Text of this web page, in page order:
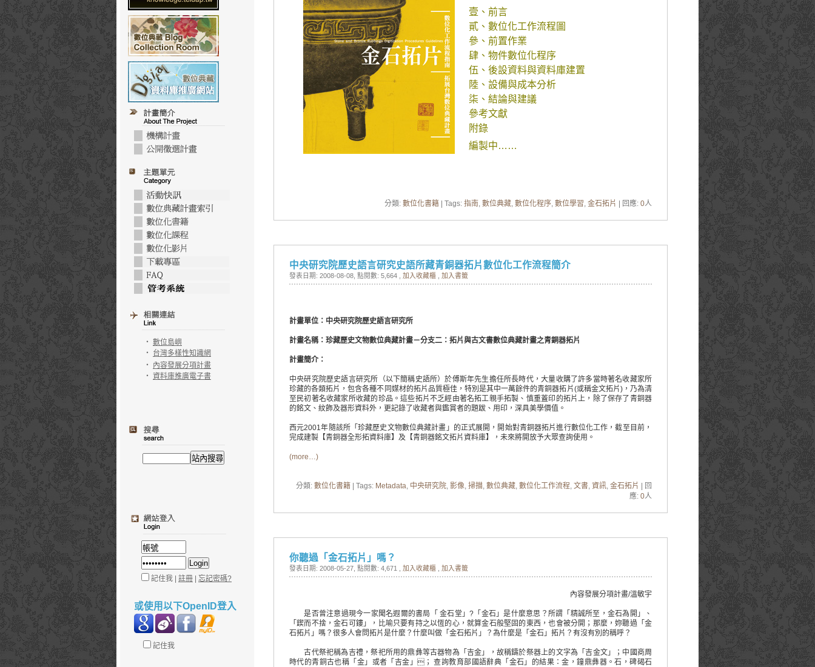
‧ 數位島嶼
‧ 台灣多樣性知識網
‧ 內容發展分項計畫
‧ 資料庫推廣電子書
記住我 | 註冊 | 忘記密碼?
或使用以下OpenID登入
記住我
壹、前言
貳、數位化工作流程圖
參、前置作業
肆、物件數位化程序
伍、後設資料與資料庫建置
陸、設備與成本分析
柒、結論與建議
參考文獻
附錄
編製中……
分類: 數位化書籍 | Tags: 指南, 數位典藏, 數位化程序, 數位學習, 金石拓片 | 回應: 0人
中央研究院歷史語言研究史語所藏青銅器拓片數位化工作流程簡介
發表日期: 2008-08-08 , 點閱數: 5,664 , 加入收藏櫃 加入書籤
計畫單位：中央研究院歷史語言研究所
計畫名稱：珍藏歷史文物數位典藏計畫－分支二：拓片與古文書數位典藏計畫之青銅器拓片
計畫簡介 ：
中央研究院歷史語言研究所（以下簡稱史語所）於傅斯年先生擔任所長時代，大量收購了許多當時著名收藏家所
珍藏的各類拓片，包含各種不同媒材的拓片品質極佳，特別是其中一萬餘件的青銅器拓片(或稱金文拓片)，乃為清
至民初著名收藏家所收藏的珍品。這些拓片不乏經由著名拓工親手拓製、慎重蓋印的拓片上，除了保存了青銅器
的銘文、紋飾及器形資料外，更記錄了收藏者與鑑賞者的題跋、用印，深具美學價值。
西元2001年隨該所「珍藏歷史文物數位典藏計畫」的正式展開，開始對青銅器拓片進行數位化工作，截至目前，
完成建製【青銅器全形拓資料庫】及【青銅器銘文拓片資料庫】，未來將開放予大眾查詢使用。
(more…)
分類: 數位化書籍 | Tags: Metadata, 中央研究院, 影像, 掃描, 數位典藏, 數位化工作流程, 文書, 資訊, 金石拓片
| 回
應: 0人
你聽過「金石拓片」嗎？
發表日期: 2008-05-27 , 點閱數: 4,671 , 加入收藏櫃 加入書籤
內容發展分項計畫/溫敏宇
是否曾注意過現今一家聞名遐爾的書局「 金石堂」?「金石」是什麼意思？所謂「精誠所至，金石為開」、
「鍥而不捨，金石可鏤」，比喻只要有持之以恆的心，就算金石般堅固的東西，也會被分開；那麼，妳聽過「金
石拓片」嗎？很多人會問拓片是什麼？什麼叫做「金石拓片」？為什麼是「金石」拓片？有沒有別的稱呼？
古代祭祀稱為吉禮，祭祀所用的鼎彝等古器物為「吉金」，故稱鑄於祭器上的文字為「吉金文」；中國商周
時代的青銅古也稱「金」或者「吉金」； 查詢教育部國語辭典「金石」的結果：金，鐘鼎彝器。石，碑碣石